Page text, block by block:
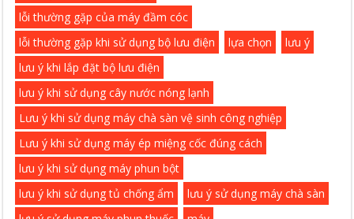
lỗi thường gặp của máy đầm cóc
lỗi thường gặp khi sử dụng bộ lưu điện
lựa chọn
lưu ý
lưu ý khi lắp đặt bộ lưu điện
lưu ý khi sử dụng cây nước nóng lạnh
Lưu ý khi sử dụng máy chà sàn vệ sinh công nghiệp
Lưu ý khi sử dụng máy ép miệng cốc đúng cách
lưu ý khi sử dụng máy phun bột
lưu ý khi sử dụng tủ chống ẩm
lưu ý sử dụng máy chà sàn